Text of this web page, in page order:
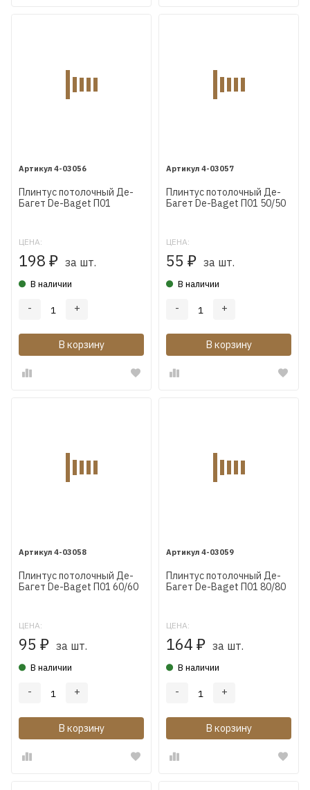
4-03056
Плинтус потолочный Де-
Багет De-Baget П01
ЦЕНА:
198 ₽ за шт.
В наличии
- +
В корзину
4-03057
Плинтус потолочный Де-
Багет De-Baget П01 50/50
ЦЕНА:
55 ₽ за шт.
В наличии
- +
В корзину
4-03058
Плинтус потолочный Де-
Багет De-Baget П01 60/60
ЦЕНА:
95 ₽ за шт.
В наличии
- +
В корзину
4-03059
Плинтус потолочный Де-
Багет De-Baget П01 80/80
ЦЕНА:
164 ₽ за шт.
В наличии
- +
В корзину